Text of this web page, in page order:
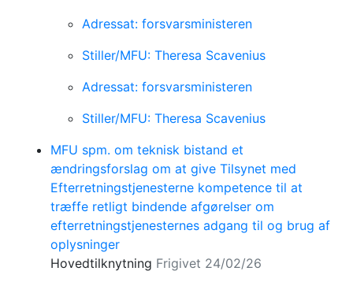
Adressat: forsvarsministeren
Stiller/MFU: Theresa Scavenius
Adressat: forsvarsministeren
Stiller/MFU: Theresa Scavenius
MFU spm. om teknisk bistand et
ændringsforslag om at give Tilsynet med
Efterretningstjenesterne kompetence til at
træffe retligt bindende afgørelser om
efterretningstjenesternes adgang til og brug af
oplysninger
Hovedtilknytning Frigivet 24/02/26